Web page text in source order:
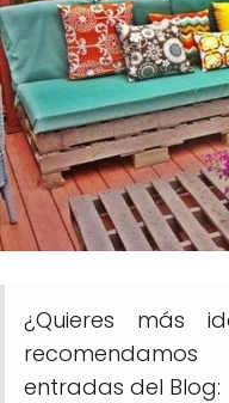
¿Quieres más
entradas del Blog: